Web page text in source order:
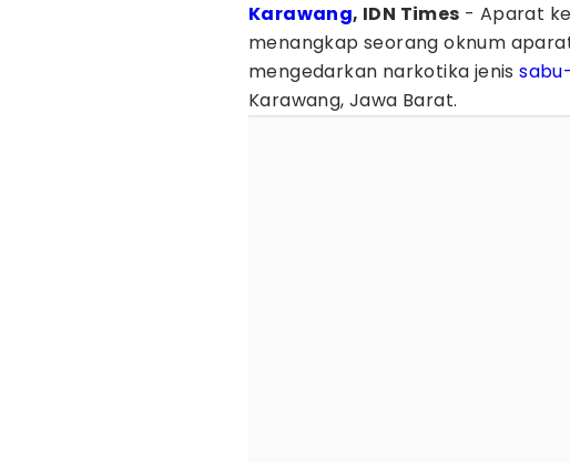
Karawang, IDN Times - Aparat
menangkap seorang oknum
mengedarkan narkotika jenis
Karawang, Jawa Barat.